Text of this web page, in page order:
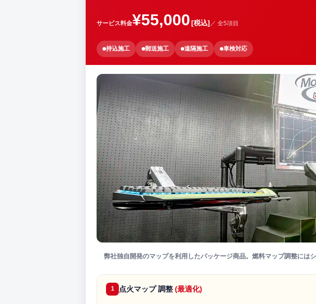
サービス料金¥55,000[税込] ／ 全5項目
持込施工 郵送施工 遠隔施工 車検対応
弊社独自開発のマップを利用したパッケージ商品。燃料マップ調整には
1 点火マップ 調整 (最適化)